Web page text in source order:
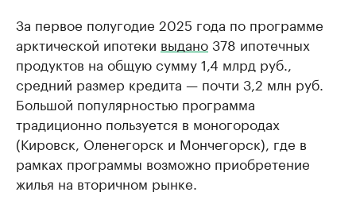
За первое полугодие 2025 года по программе
арктической ипотеки выдано378 ипотечных
продуктов на общую сумму 1,4 млрд руб.,
средний размер кредита — почти 3,2 млн руб.
Большой популярностью программа
традиционно пользуется в моногородах
(Кировск, Оленегорск и Мончегорск), где в
рамках программы возможно приобретение
жилья на вторичном рынке.